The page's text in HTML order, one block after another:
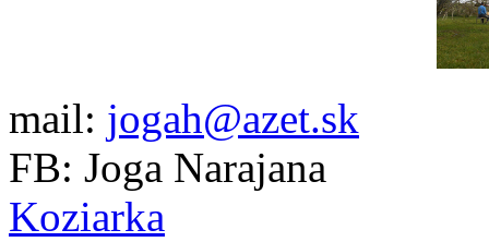
mail: jogah@azet.sk
FB: Joga Narajana
Koziarka